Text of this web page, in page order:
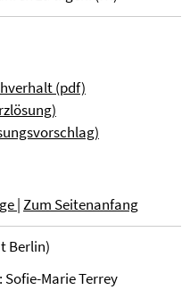
(pdf)
|Zum Seitenanfang
Berlin)
Marie Terrey